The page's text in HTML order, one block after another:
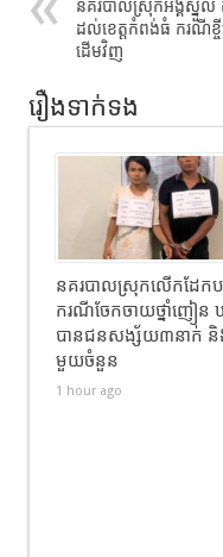
នគរបាលស្រុកអង្គស្នួ
ដល់ខេត្តកំពង់ធំ ករណីខ្
ដើមវិញ
រឿងទាក់ទង
នគរបាលស្រុកលើកដែកបង្
ករណីចែកចាយថ្នាំញៀន
បានជនសង្ស័យ៣នាក់ និ
មួយចំនួន
1 hour ago